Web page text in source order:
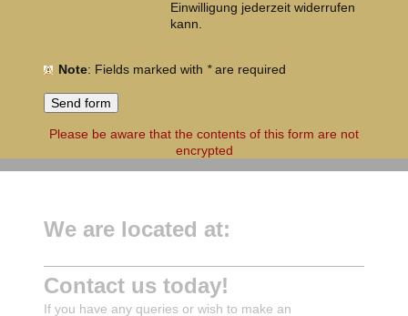
Einwilligung jederzeit widerrufen
kann.
Note : Fields marked with *are required
Please be aware that the contents of this form are not
encrypted
We are located at:
Contact us today!
If you have any queries or wish to make an